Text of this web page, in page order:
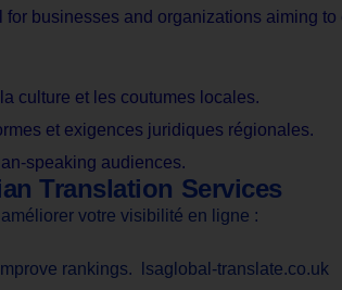
businesses and organizations aiming
culture et les coutumes locales.
et exigences juridiques régionales.
speaking audiences.
Translation Services
votre visibilité en ligne :
rankings. lsaglobal-translate.co.uk